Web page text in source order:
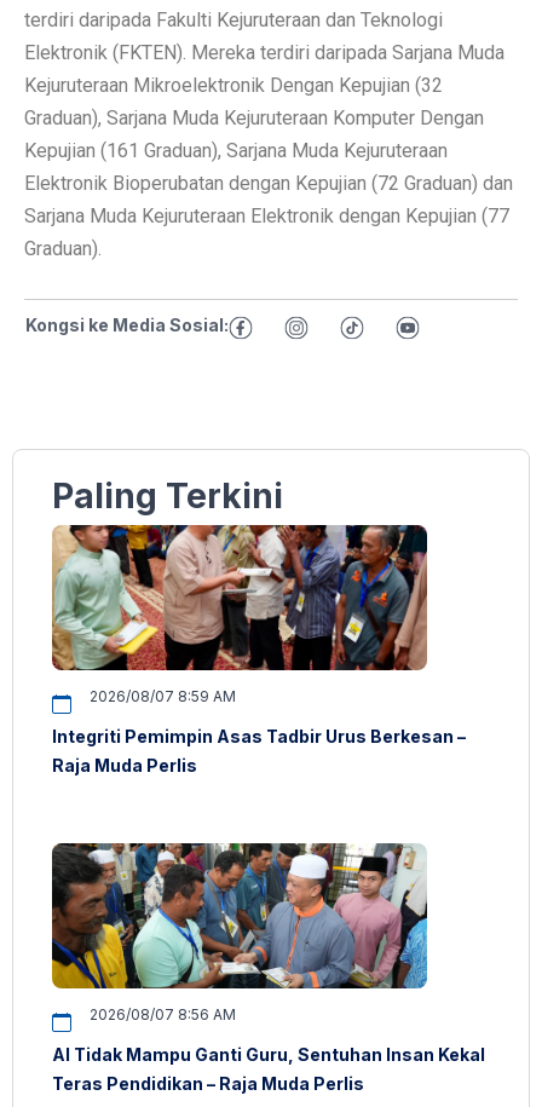
terdiri daripada Fakulti Kejuruteraan dan Teknologi
Elektronik (FKTEN). Mereka terdiri daripada Sarjana Muda
Kejuruteraan Mikroelektronik Dengan Kepujian (32
Graduan), Sarjana Muda Kejuruteraan Komputer Dengan
Kepujian (161 Graduan), Sarjana Muda Kejuruteraan
Elektronik Bioperubatan dengan Kepujian (72 Graduan) dan
Sarjana Muda Kejuruteraan Elektronik dengan Kepujian (77
Graduan).
Kongsi ke Media Sosial:
Paling Terkini
2026/08/07 8:59 AM
Integriti Pemimpin Asas Tadbir Urus Berkesan –
Raja Muda Perlis
2026/08/07 8:56 AM
AI Tidak Mampu Ganti Guru, Sentuhan Insan Kekal
Teras Pendidikan – Raja Muda Perlis